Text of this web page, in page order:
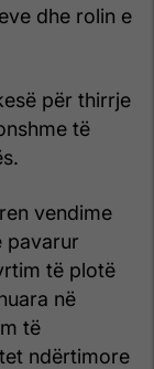
dhe rolin e
për thirrje
të
vendime
pavarur
të plotë
në
të
ndërtimore